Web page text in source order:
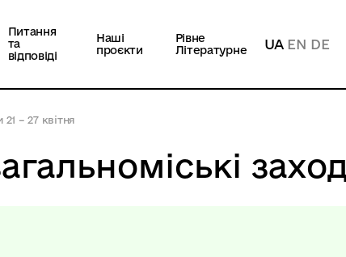
Питання
та
відповіді
Наші
проєкти
Рівне
Літературне
UA EN DE
– 27 квітня